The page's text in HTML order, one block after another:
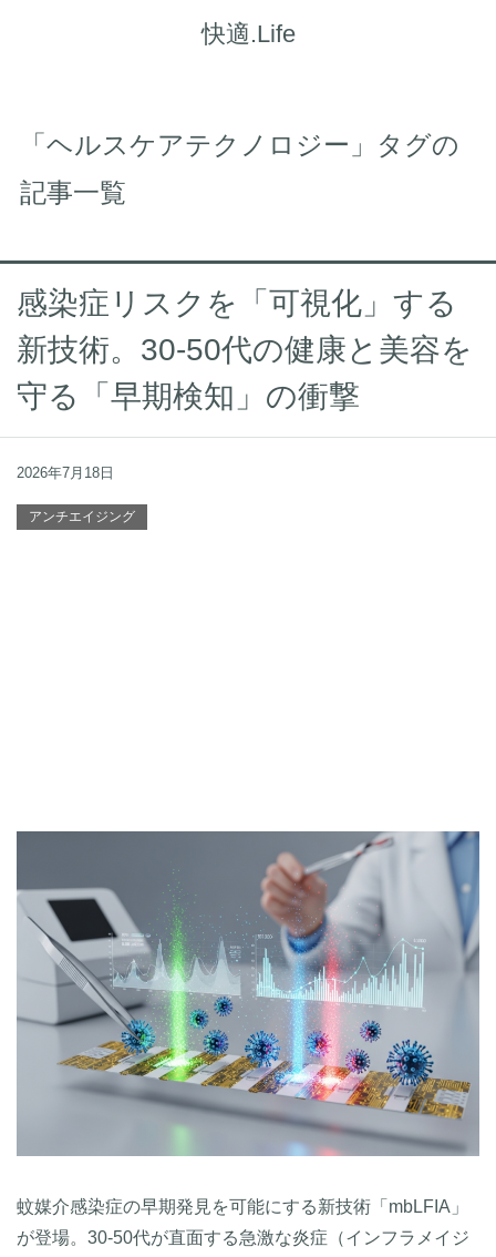
快適.Life
「ヘルスケアテクノロジー」タグの
記事一覧
感染症リスクを「可視化」する
新技術。30-50代の健康と美容を
守る「早期検知」の衝撃
2026年7月18日
アンチエイジング
蚊媒介感染症の早期発見を可能にする新技術「mbLFIA」
が登場。30-50代が直面する急激な炎症（インフラメイジ